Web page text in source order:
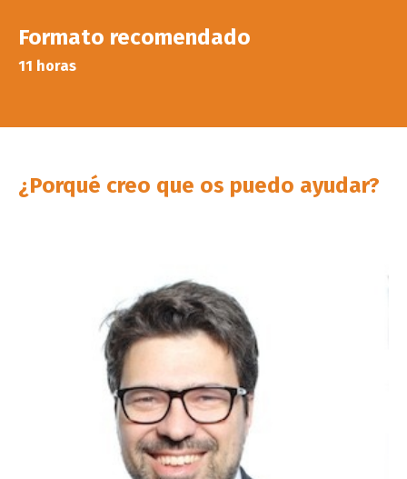
Formato recomendado
11 horas
¿Porqué creo que os puedo ayudar?